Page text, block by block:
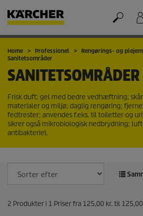
Kurv
Favorit liste
Home Professionel Rengørings- og
Sanitetsområder
SANITETSOMRÅDER
Frisk duft; gel med bedre vedhæftning;
materialer og miljø; daglig rengøring;
fedtrester; anvendes f.eks. til toiletter og
sikrer også mikrobiologisk nedbrydning;
antibakteriel.
2 Produkter | 1 Priser fra 125,00 kr.til